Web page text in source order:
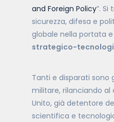
and Foreign Policy”.
sicurezza, difesa e
globale nella portata
strategico-
Tanti e disparati sono
militare, rilanciando al
Unito, già detentore
scientifica e